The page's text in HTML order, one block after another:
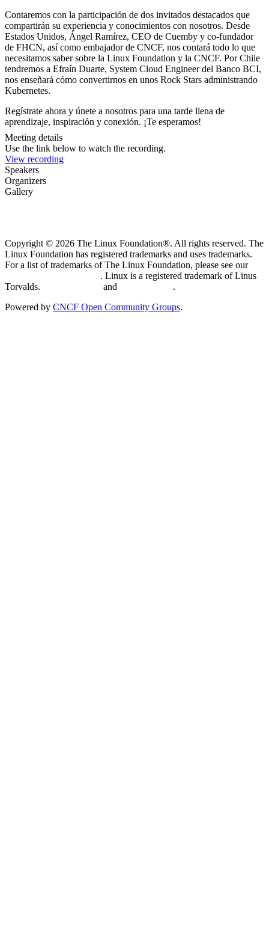
Contaremos con la participación de dos invitados destacados que
compartirán su experiencia y conocimientos con nosotros. Desde
Estados Unidos, Ángel Ramírez, CEO de Cuemby y co-fundador
de FHCN, así como embajador de CNCF, nos contará todo lo que
necesitamos saber sobre la Linux Foundation y la CNCF. Por Chile
tendremos a Efraín Duarte, System Cloud Engineer del Banco BCI,
nos enseñará cómo convertirnos en unos Rock Stars administrando
Kubernetes.
Regístrate ahora y únete a nosotros para una tarde llena de
aprendizaje, inspiración y conexión. ¡Te esperamos!
Meeting details
Use the link below to watch the recording.
View recording
Speakers
Organizers
Gallery
Copyright © 2026 The Linux Foundation®. All rights reserved. The
Linux Foundation has registered trademarks and uses trademarks.
For a list of trademarks of The Linux Foundation, please see our
. Linux is a registered trademark of Linus
Torvalds.
and
.
Powered by CNCF Open Community Groups.